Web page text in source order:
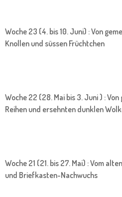
Woche 23 (4. bis 10. Juni) : Von
Knollen und süssen Früchtchen
Woche 22 (28. Mai bis 3. Juni ) :
Reihen und ersehnten dunklen
Woche 21 (21. bis 27. Mai) : Vom
und Briefkasten-Nachwuchs